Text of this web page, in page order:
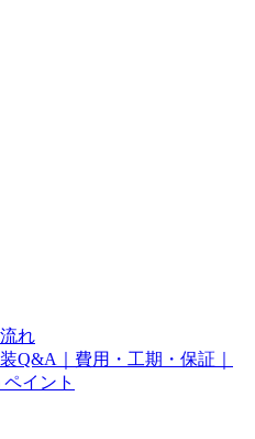
れ
Q&A｜費用・工期・保証｜
イント